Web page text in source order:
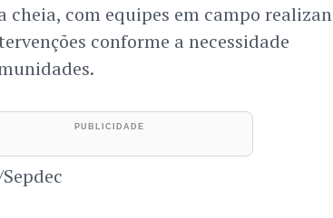
cheia, com equipes em campo
conforme a necessidade